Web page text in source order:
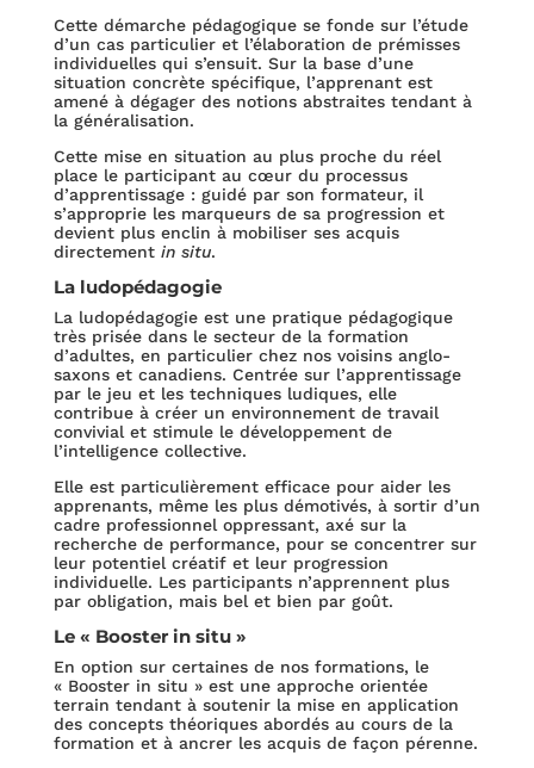
Cette démarche pédagogique se fonde sur l’étude
d’un cas particulier et l’élaboration de prémisses
individuelles qui s’ensuit. Sur la base d’une
situation concrète spécifique, l’apprenant est
amené à dégager des notions abstraites tendant à
la généralisation.
Cette mise en situation au plus proche du réel
place le participant au cœur du processus
d’apprentissage : guidé par son formateur, il
s’approprie les marqueurs de sa progression et
devient plus enclin à mobiliser ses acquis
directement in situ.
La ludopédagogie
La ludopédagogie est une pratique pédagogique
très prisée dans le secteur de la formation
d’adultes, en particulier chez nos voisins anglo-
saxons et canadiens. Centrée sur l’apprentissage
par le jeu et les techniques ludiques, elle
contribue à créer un environnement de travail
convivial et stimule le développement de
l’intelligence collective.
Elle est particulièrement efficace pour aider les
apprenants, même les plus démotivés, à sortir d’un
cadre professionnel oppressant, axé sur la
recherche de performance, pour se concentrer sur
leur potentiel créatif et leur progression
individuelle. Les participants n’apprennent plus
par obligation, mais bel et bien par goût.
Le « Booster in situ »
En option sur certaines de nos formations, le
« Booster in situ » est une approche orientée
terrain tendant à soutenir la mise en application
des concepts théoriques abordés au cours de la
formation et à ancrer les acquis de façon pérenne.